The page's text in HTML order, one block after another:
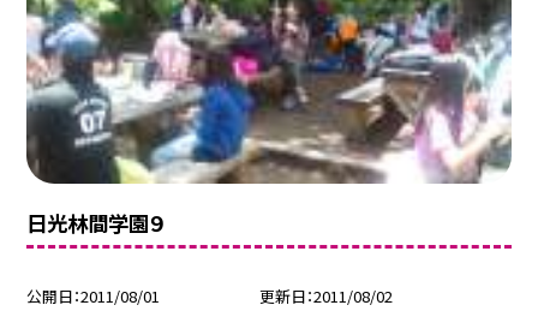
日光林間学園９
公開日 2011/08/01 更新日 2011/08/02